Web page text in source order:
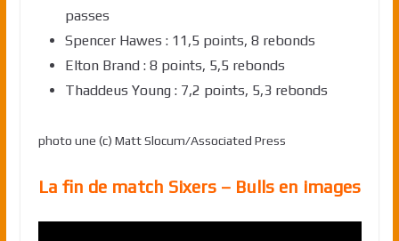
passes
Spencer Hawes : 11,5 points, 8 rebonds
Elton Brand : 8 points, 5,5 rebonds
Thaddeus Young : 7,2 points, 5,3 rebonds
photo une (c) Matt Slocum/Associated Press
La fin de match Sixers – Bulls en images